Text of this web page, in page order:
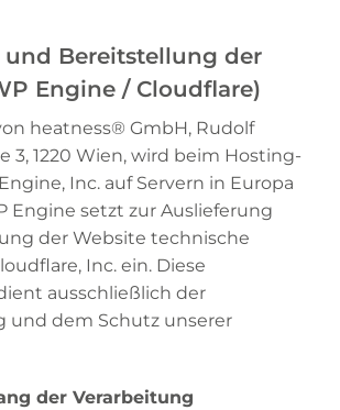
und Bereitstellung der
Engine / Cloudflare)
heatness® GmbH, Rudolf
3, 1220 Wien, wird beim Hosting-
Inc. auf Servern in Europa
Engine setzt zur Auslieferung
der Website technische
Inc. ein. Diese
ausschließlich der
und dem Schutz unserer
der Verarbeitung